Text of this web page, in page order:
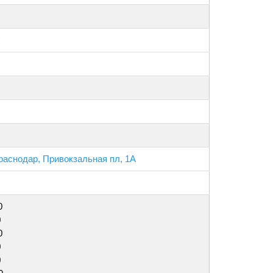
Привокзальная пл, 1А